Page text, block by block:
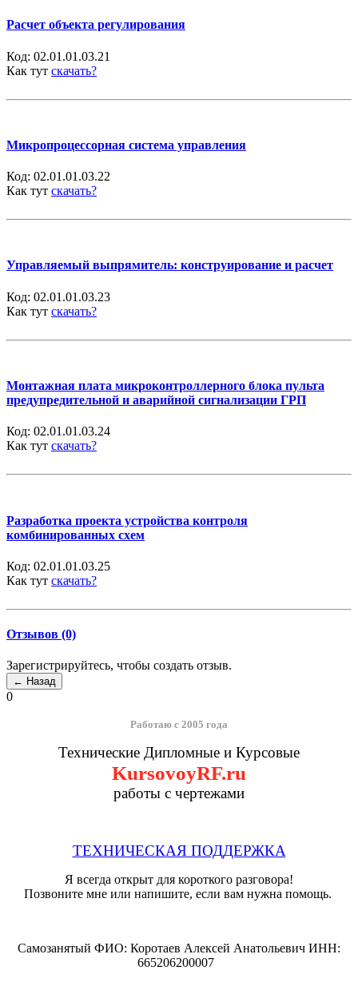
Расчет объекта регулирования
Код: 02.01.01.03.21
Как тут скачать?
Микропроцессорная система управления
Код: 02.01.01.03.22
Как тут скачать?
Управляемый выпрямитель: конструирование и расчет
Код: 02.01.01.03.23
Как тут скачать?
Монтажная плата микроконтроллерного блока пульта
предупредительной и аварийной сигнализации ГРП
Код: 02.01.01.03.24
Как тут скачать?
Разработка проекта устройства контроля
комбинированных схем
Код: 02.01.01.03.25
Как тут скачать?
Отзывов (0)
Зарегистрируйтесь, чтобы создать отзыв.
0
Работаю с 2005 года
Технические Дипломные и Курсовые
KursovoyRF.ru
работы с чертежами
ТЕХНИЧЕСКАЯ ПОДДЕРЖКА
Я всегда открыт для короткого разговора!
Позвоните мне или напишите, если вам нужна помощь.
Самозанятый ФИО: Коротаев Алексей Анатольевич ИНН:
665206200007